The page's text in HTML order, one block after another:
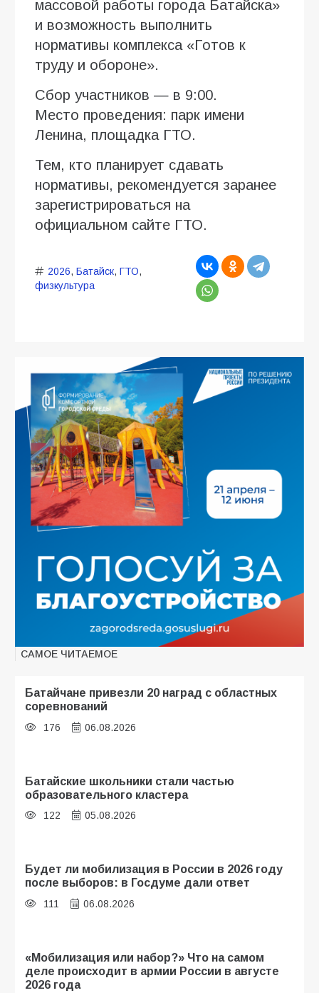
массовой работы города Батайска»
и возможность выполнить
нормативы комплекса «Готов к
труду и обороне».
Сбор участников — в 9:00.
Место проведения: парк имени
Ленина, площадка ГТО.
Тем, кто планирует сдавать
нормативы, рекомендуется заранее
зарегистрироваться на
официальном сайте ГТО.
2026, Батайск, ГТО,
физкультура
САМОЕ ЧИТАЕМОЕ
Батайчане привезли 20 наград с областных
соревнований
176 06.08.2026
Батайские школьники стали частью
образовательного кластера
122 05.08.2026
Будет ли мобилизация в России в 2026 году
после выборов: в Госдуме дали ответ
111 06.08.2026
«Мобилизация или набор?» Что на самом
деле происходит в армии России в августе
2026 года